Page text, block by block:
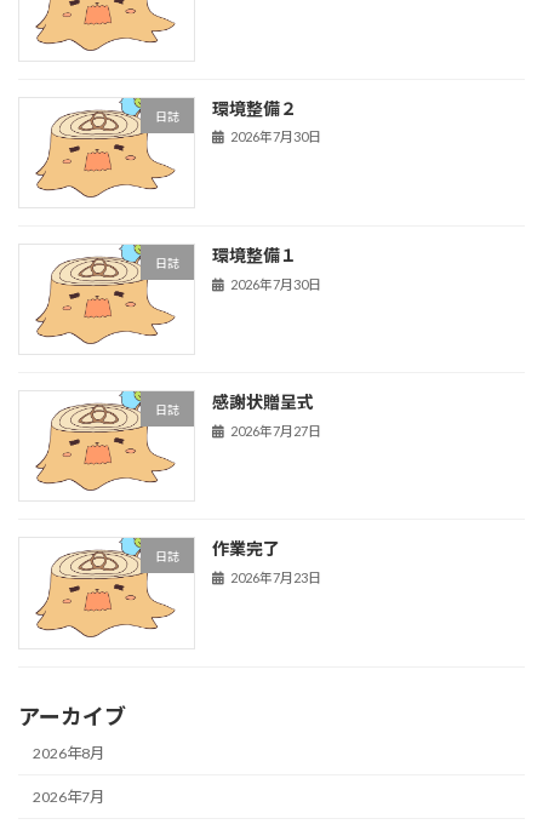
日誌 環境整備２
2026年7月30日
日誌 環境整備１
2026年7月30日
日誌 感謝状贈呈式
2026年7月27日
日誌 作業完了
2026年7月23日
アーカイブ
2026年8月
2026年7月